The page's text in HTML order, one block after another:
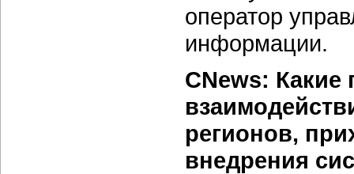
оператор
информации.
CNews:
регионов,
внедрения